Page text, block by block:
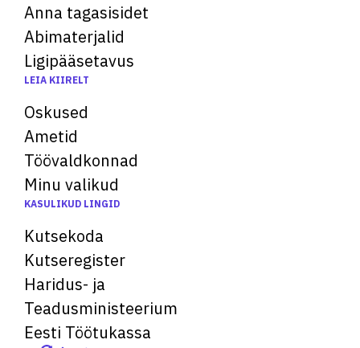
Anna tagasisidet
Abimaterjalid
Ligipääsetavus
LEIA KIIRELT
Oskused
Ametid
Töövaldkonnad
Minu valikud
KASULIKUD LINGID
Kutsekoda
Kutseregister
Haridus- ja
Teadusministeerium
Eesti Töötukassa